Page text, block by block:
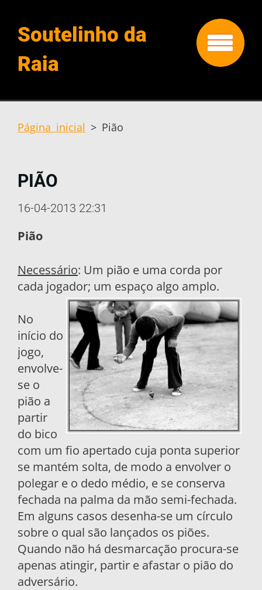
Soutelinho da
Raia
Página inicial > Pião
PIÃO
16-04-2013 22:31
Pião
Necessário: Um pião e uma corda por
cada jogador; um espaço algo amplo.
No
início do
jogo,
envolve-
se o
pião a
partir
do bico
com um fio apertado cuja ponta superior
se mantém solta, de modo a envolver o
polegar e o dedo médio, e se conserva
fechada na palma da mão semi-fechada.
Em alguns casos desenha-se um círculo
sobre o qual são lançados os piões.
Quando não há desmarcação procura-se
apenas atingir, partir e afastar o pião do
adversário.